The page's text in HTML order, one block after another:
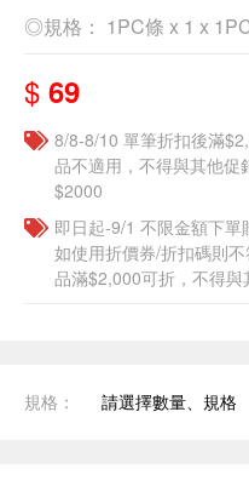
◎規格： 1PC條 x 1 x
$ 69
8/8-8/10 單筆折扣後滿
品不適用，不得與其他
$2000
即日起-9/1 不限金額下
如使用折價券/折扣碼則
品滿$2,000可折，不得
規格： 請選擇數量、規格